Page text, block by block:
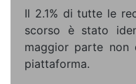
Il 2.1% di tutte le
scorso è stato
maggior parte non
piattaforma.